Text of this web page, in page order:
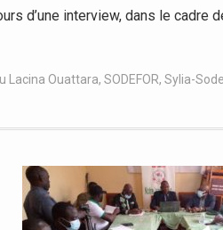
d’une interview, dans le cadre
Lacina Ouattara, SODEFOR, Sylia-